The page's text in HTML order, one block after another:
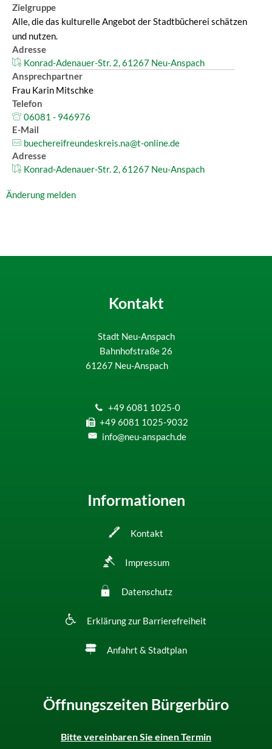
Zielgruppe
Alle, die das kulturelle Angebot der Stadtbücherei schätzen
und nutzen.
Adresse
Konrad-Adenauer-Str. 2, 61267 Neu-Anspach
Ansprechpartner
Frau Karin Mitschke
Telefon
06081 - 946976
E-Mail
buechereifreundeskreis.na@t-online.de
Adresse
Konrad-Adenauer-Str. 2, 61267 Neu-Anspach
Änderung melden
Kontakt
Stadt Neu-Anspach
Bahnhofstraße 26
61267 Neu-Anspach
+49 6081 1025-0
+49 6081 1025-9032
info@neu-anspach.de
Informationen
Kontakt
Impressum
Datenschutz
Erklärung zur Barrierefreiheit
Anfahrt & Stadtplan
Öffnungszeiten Bürgerbüro
Bitte vereinbaren Sie einen Termin